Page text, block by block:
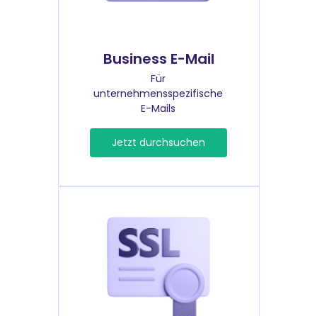
Business E-Mail
Für
unternehmensspezifische
E-Mails
Jetzt durchsuchen